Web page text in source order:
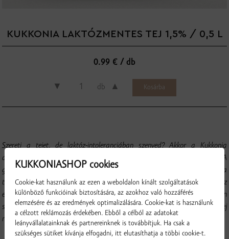
KUKKONIA LAKTÓZMENTES TEJ 1,5% / 0,5 L
0.99 € / db
▼ db ▲
Szereti a tejet, de laktóz-intoleranciában szenved? Akkor a Kukkonia
deLakto tartós tej az Ön számára készült! Hogyan készül ez a fajta tej? A
gyártásai folyamat során laktáz nevű enzimet adagolnak a tejhez, amely a
tejcukrot egyszerű cukrokra, glükózra és galaktózra bontja. Ezek az
egyszerű cukrok már könnyebben emészthetők a felszívódási zavarban
szenvedő fogyasztók számára is. A felbontott cukrokat tartalmazó tej
némileg édesebb a tehéntejnél.
KUKKONIASHOP cookies
Cookie-kat használunk az ezen a weboldalon kínált szolgáltatások
különböző funkcióinak biztosítására, az azokhoz való hozzáférés
elemzésére és az eredmények optimalizálására. Cookie-kat is használunk
a célzott reklámozás érdekében. Ebből a célból az adatokat
leányvállalatainknak és partnereinknek is továbbítjuk. Ha csak a
szükséges sütiket kívánja elfogadni, itt elutasíthatja a többi cookie-t.